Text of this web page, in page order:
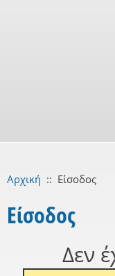
Αρχική :: Είσοδος
Είσοδος
Δεν